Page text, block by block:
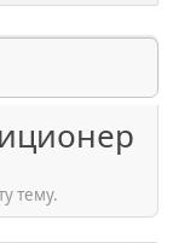
тему.